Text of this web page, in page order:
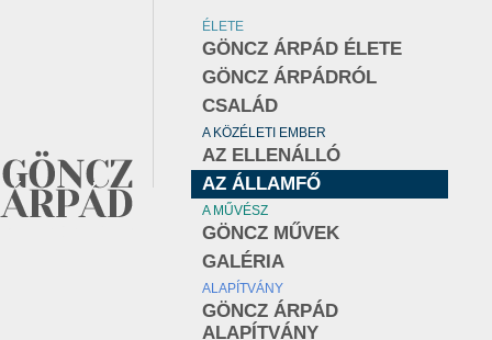
ÉLETE
GÖNCZ ÁRPÁD ÉLETE
GÖNCZ ÁRPÁDRÓL
CSALÁD
A KÖZÉLETI EMBER
AZ ELLENÁLLÓ
AZ ÁLLAMFŐ
A MŰVÉSZ
GÖNCZ MŰVEK
GALÉRIA
ALAPÍTVÁNY
GÖNCZ ÁRPÁD
ALAPÍTVÁNY